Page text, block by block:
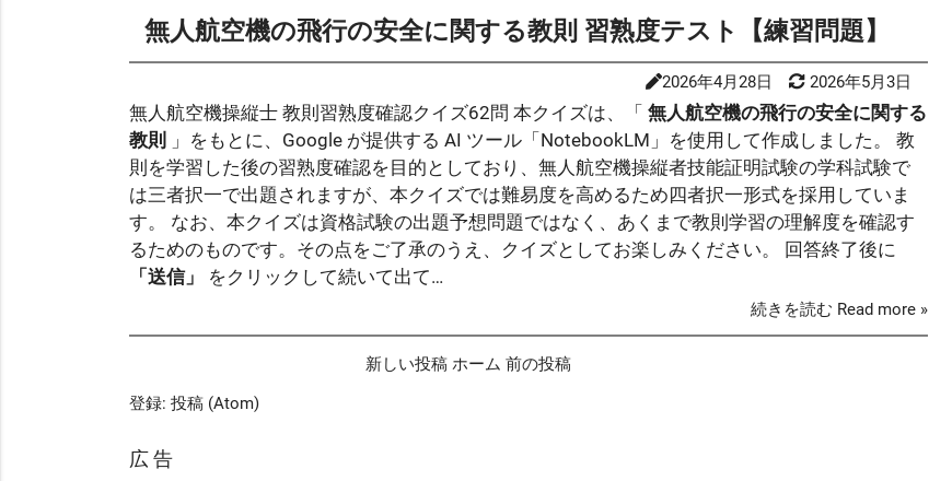
https://top.swim.mlit.go.jp/swim/）に…
無人航空機の飛行の安全に関する教則 習熟度テスト【練習問題】
2026年4月28日 2026年5月3日
無人航空機操縦士 教則習熟度確認クイズ62問 本クイズは、「 無人航空機の飛行の安全に関する
教則
」をもとに、Google が提供する AI ツール「NotebookLM」を使用して作成しました。 教
則を学習した後の習熟度確認を目的としており、無人航空機操縦者技能証明試験の学科試験で
は三者択一で出題されますが、本クイズでは難易度を高めるため四者択一形式を採用していま
す。 なお、本クイズは資格試験の出題予想問題ではなく、あくまで教則学習の理解度を確認す
るためのものです。その点をご了承のうえ、クイズとしてお楽しみください。 回答終了後に
「送信」
をクリックして続いて出て…
続きを読む Read more »
新しい投稿ホーム前の投稿
登録: 投稿 (Atom)
広 告